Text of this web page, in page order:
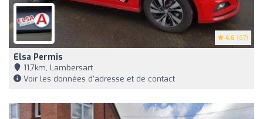
4.6 (67)
Elsa Permis
11,7km, Lambersart
Voir les données d'adresse et de contact